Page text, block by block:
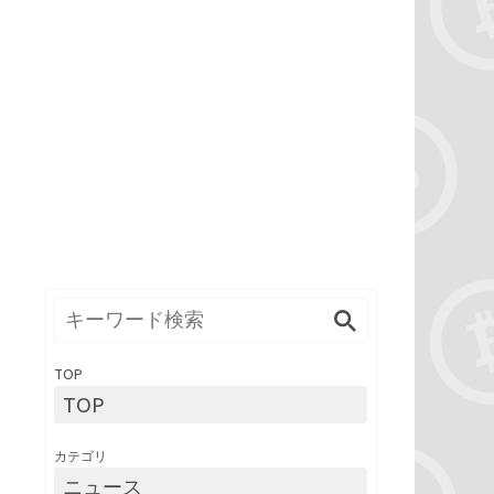
TOP
TOP
カテゴリ
ニュース